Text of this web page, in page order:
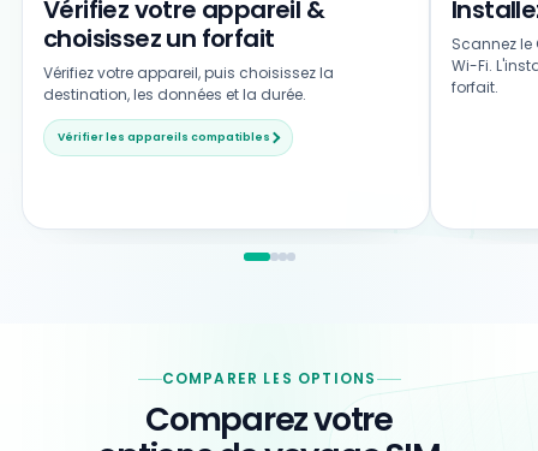
Vérifiez votre appareil &
choisissez un forfait
Vérifiez votre appareil, puis choisissez la
destination, les données et la durée.
Vérifier les appareils compatibles
Scannez le
Wi-Fi.
forfait.
COMPARER LES OPTIONS
Comparez votre